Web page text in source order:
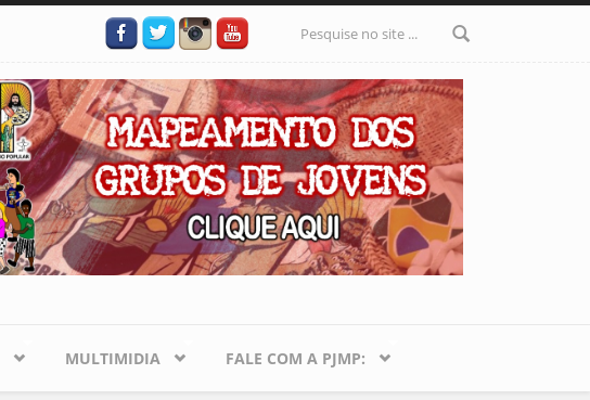
Formulário
de busca
MULTIMIDIA FALE COM A PJMP: